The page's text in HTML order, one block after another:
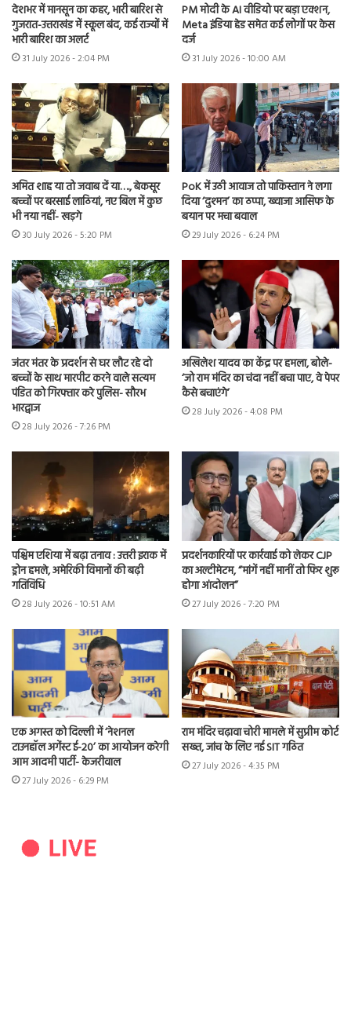
देशभर में मानसून का कहर, भारी बारिश से
गुजरात-उत्तराखंड में स्कूल बंद, कई राज्यों में
भारी बारिश का अलर्ट
31 July 2026 - 2:04 PM
PM मोदी के AI वीडियो पर बड़ा एक्शन,
Meta इंडिया हेड समेत कई लोगों पर केस
दर्ज
31 July 2026 - 10:00 AM
अमित शाह या तो जवाब दें या…., बेकसूर
बच्चों पर बरसाई लाठियां, नए बिल में कुछ
भी नया नहीं- खड़गे
30 July 2026 - 5:20 PM
PoK में उठी आवाज तो पाकिस्तान ने लगा
दिया ‘दुश्मन’ का ठप्पा, ख्वाजा आसिफ के
बयान पर मचा बवाल
29 July 2026 - 6:24 PM
जंतर मंतर के प्रदर्शन से घर लौट रहे दो
बच्चों के साथ मारपीट करने वाले सत्यम
पंडित को गिरफ्तार करे पुलिस- सौरभ
भारद्वाज
28 July 2026 - 7:26 PM
अखिलेश यादव का केंद्र पर हमला, बोले-
‘जो राम मंदिर का चंदा नहीं बचा पाए, वे पेपर
कैसे बचाएंगे’
28 July 2026 - 4:08 PM
पश्चिम एशिया में बढ़ा तनाव : उत्तरी इराक में
ड्रोन हमले, अमेरिकी विमानों की बढ़ी
गतिविधि
28 July 2026 - 10:51 AM
प्रदर्शनकारियों पर कार्रवाई को लेकर CJP
का अल्टीमेटम, “मांगें नहीं मानीं तो फिर शुरू
होगा आंदोलन”
27 July 2026 - 7:20 PM
एक अगस्त को दिल्ली में ‘नेशनल
टाउनहॉल अगेंस्ट ई-20’ का आयोजन करेगी
आम आदमी पार्टी- केजरीवाल
27 July 2026 - 6:29 PM
राम मंदिर चढ़ावा चोरी मामले में सुप्रीम कोर्ट
सख्त, जांच के लिए नई SIT गठित
27 July 2026 - 4:35 PM